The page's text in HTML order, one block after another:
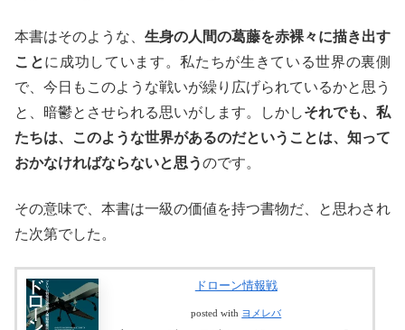
本書はそのような、 生身の人間の葛藤を赤裸々に描き出す
ことに成功しています。私たちが生きている世界の裏側
で、今日もこのような戦いが繰り広げられているかと思う
と、暗鬱とさせられる思いがします。しかしそれでも、私
たちは、このような世界があるのだということは、知って
おかなければならないと思うのです。
その意味で、本書は一級の価値を持つ書物だ、と思わされ
た次第でした。
ドローン情報戦
posted with ヨメレバ